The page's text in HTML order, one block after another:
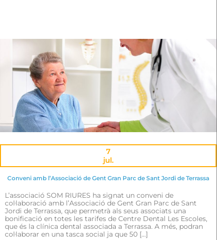
7
jul.
Conveni amb l’Associació de Gent Gran Parc de Sant Jordi de Terrassa
L’associació SOM RIURES ha signat un conveni de
col·laboració amb l’Associació de Gent Gran Parc de Sant
Jordi de Terrassa, que permetrà als seus associats una
bonificació en totes les tarifes de Centre Dental Les Escoles,
que és la clínica dental associada a Terrassa. A més, podran
col·laborar en una tasca social ja que 50 […]